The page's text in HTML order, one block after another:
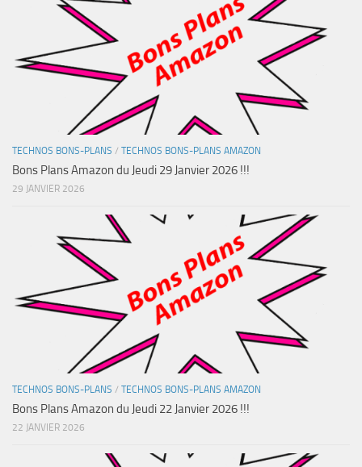
TECHNOS BONS-PLANS / TECHNOS BONS-PLANS AMAZON
Bons Plans Amazon du Jeudi 29 Janvier 2026 !!!
29 JANVIER 2026
TECHNOS BONS-PLANS / TECHNOS BONS-PLANS AMAZON
Bons Plans Amazon du Jeudi 22 Janvier 2026 !!!
22 JANVIER 2026